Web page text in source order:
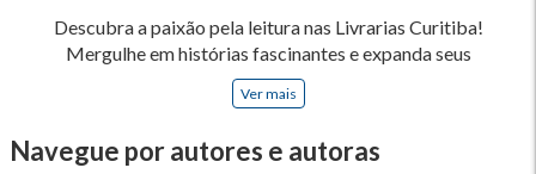
Descubra a paixão pela leitura nas Livrarias Curitiba!
Mergulhe em histórias fascinantes e expanda seus
horizontes, onde cada página é uma porta para novos
universos e perspectivas. Ler nos permite viajar sem sair do
e tenha a oportunidade de alcançar o seu crescimento
Ver mais
Navegue por autores e autoras